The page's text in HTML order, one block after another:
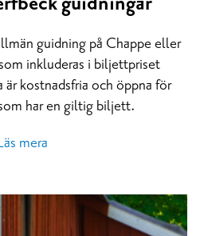
guidning på Chappe eller
inkluderas i biljettpriset
kostnadsfria och öppna för
har en giltig biljett.
mera